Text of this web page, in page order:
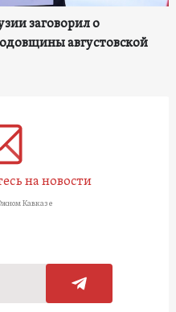
заговорил о
августовской
на новости
Кавказе